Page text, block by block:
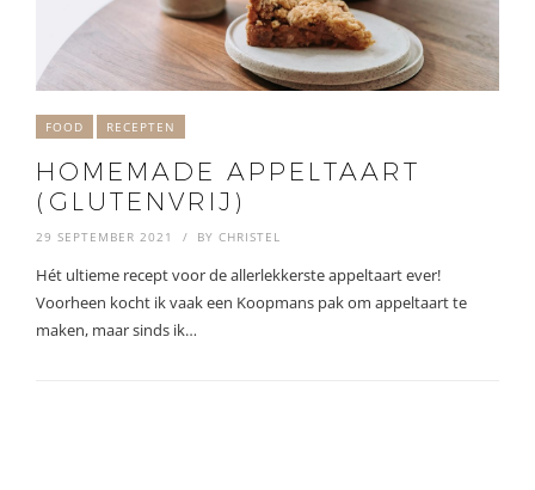
FOOD RECEPTEN
HOMEMADE APPELTAART
(GLUTENVRIJ)
29 SEPTEMBER 2021 BY CHRISTEL
Hét ultieme recept voor de allerlekkerste appeltaart ever!
Voorheen kocht ik vaak een Koopmans pak om appeltaart te
maken, maar sinds ik…